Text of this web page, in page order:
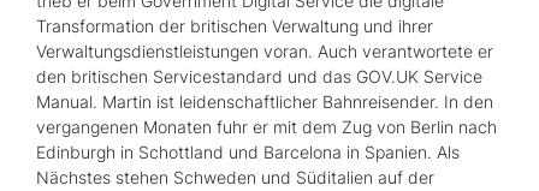
Transformation der britischen Verwaltung und ihrer
Verwaltungsdienstleistungen voran. Auch verantwortete er
den britischen Servicestandard und das GOV.UK Service
Manual. Martin ist leidenschaftlicher Bahnreisender. In den
vergangenen Monaten fuhr er mit dem Zug von Berlin nach
Edinburgh in Schottland und Barcelona in Spanien. Als
Nächstes stehen Schweden und Süditalien auf der